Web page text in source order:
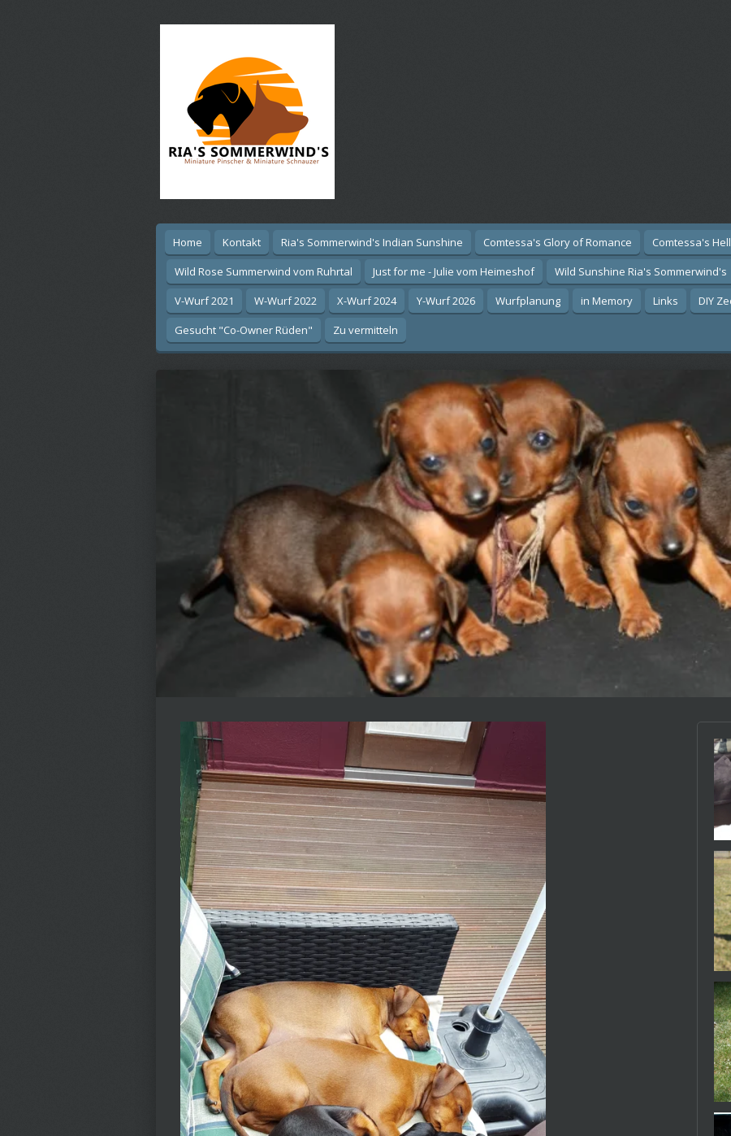
Home Kontakt Ria's Sommerwind's Indian Sunshine Comtessa's Glory of Romance
Comtessa's
Wild Rose Summerwind vom Ruhrtal
Just for me - Julie vom Heimeshof Wild Sunshine Ria's Sommerwind's
V-Wurf 2021
W-Wurf 2022 X-Wurf 2024 Y-Wurf 2026 Wurfplanung in Memory Links
DIY
Gesucht "Co-Owner Rüden"
Zu vermitteln